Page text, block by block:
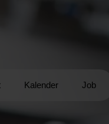
Kalender Job